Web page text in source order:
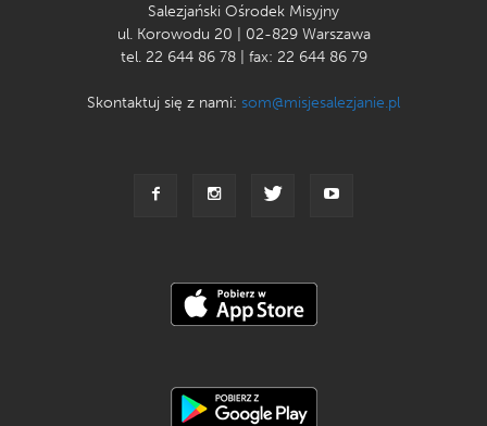
Salezjański Ośrodek Misyjny
ul. Korowodu 20 | 02-829 Warszawa
tel. 22 644 86 78 | fax: 22 644 86 79
Skontaktuj się z nami: som@misjesalezjanie.pl